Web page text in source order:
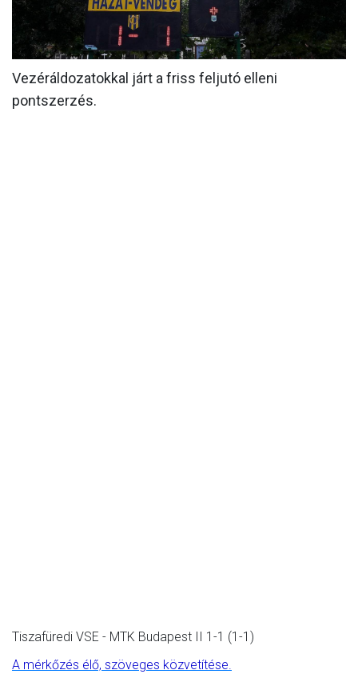
MÉRKŐZÉSEK
KLUB
Vezéráldozatokkal járt a friss feljutó elleni
pontszerzés.
Tiszafüredi VSE - MTK Budapest II 1-1 (1-1)
A mérkőzés élő, szöveges közvetítése.